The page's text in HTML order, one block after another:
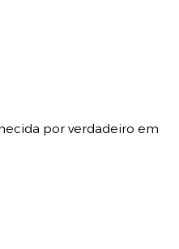
por verdadeiro em